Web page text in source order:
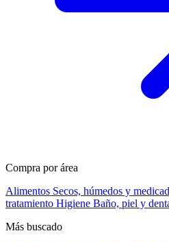
Compra por área
Alimentos Secos, húmedos y
tratamiento Higiene Baño, piel y
Más buscado